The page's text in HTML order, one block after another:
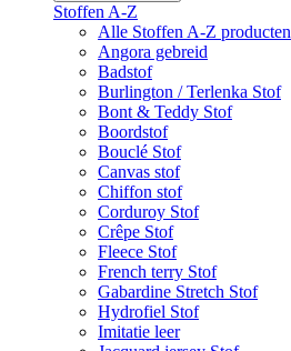
Stoffen A-Z
Alle Stoffen A-Z producten
Angora gebreid
Badstof
Burlington / Terlenka Stof
Bont & Teddy Stof
Boordstof
Bouclé Stof
Canvas stof
Chiffon stof
Corduroy Stof
Crêpe Stof
Fleece Stof
French terry Stof
Gabardine Stretch Stof
Hydrofiel Stof
Imitatie leer